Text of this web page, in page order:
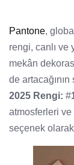
Pantone,
rengi, canlı ve
mekân
de
2025 Rengi: #
atmosferleri
seçenek olarak